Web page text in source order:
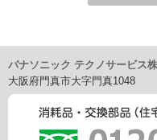
・住宅関連設備・建材、
車載関連商品など
（2）ご提供情報の概
・商品、サービスに関する
・商品サポート、メンテ
・キャンペーン、フェア
・アンケート、商品モニ
パナソニック テクノサービス
大阪府門真市大字門真1048